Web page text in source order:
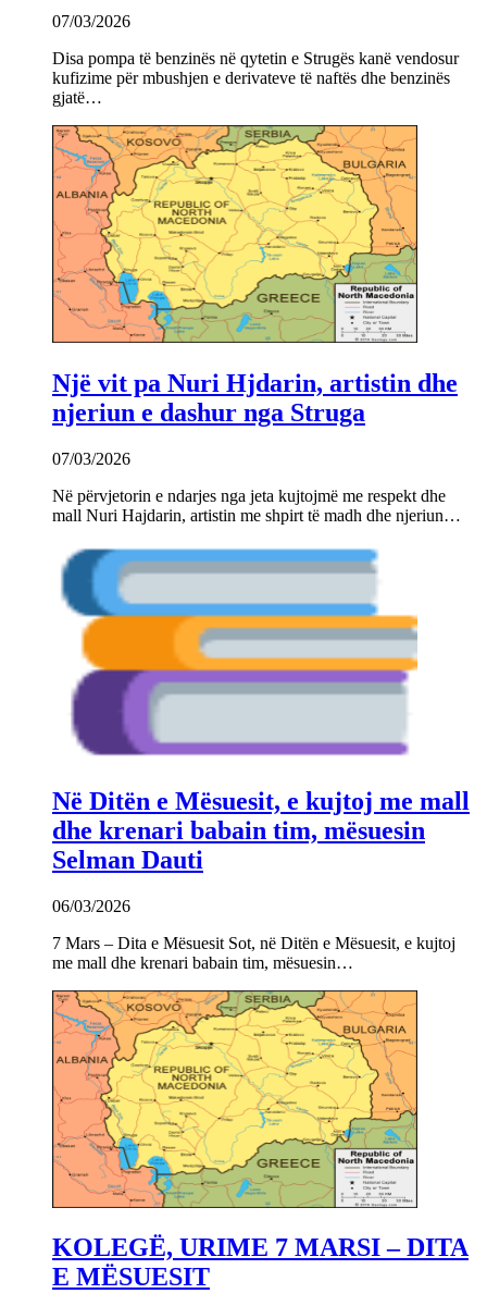
07/03/2026
Disa pompa të benzinës në qytetin e Strugës kanë vendosur
kufizime për mbushjen e derivateve të naftës dhe benzinës
gjatë…
Një vit pa Nuri Hjdarin, artistin dhe
njeriun e dashur nga Struga
07/03/2026
Në përvjetorin e ndarjes nga jeta kujtojmë me respekt dhe
mall Nuri Hajdarin, artistin me shpirt të madh dhe njeriun…
Në Ditën e Mësuesit, e kujtoj me mall
dhe krenari babain tim, mësuesin
Selman Dauti
06/03/2026
7 Mars – Dita e Mësuesit Sot, në Ditën e Mësuesit, e kujtoj
me mall dhe krenari babain tim, mësuesin…
KOLEGË, URIME 7 MARSI – DITA
E MËSUESIT